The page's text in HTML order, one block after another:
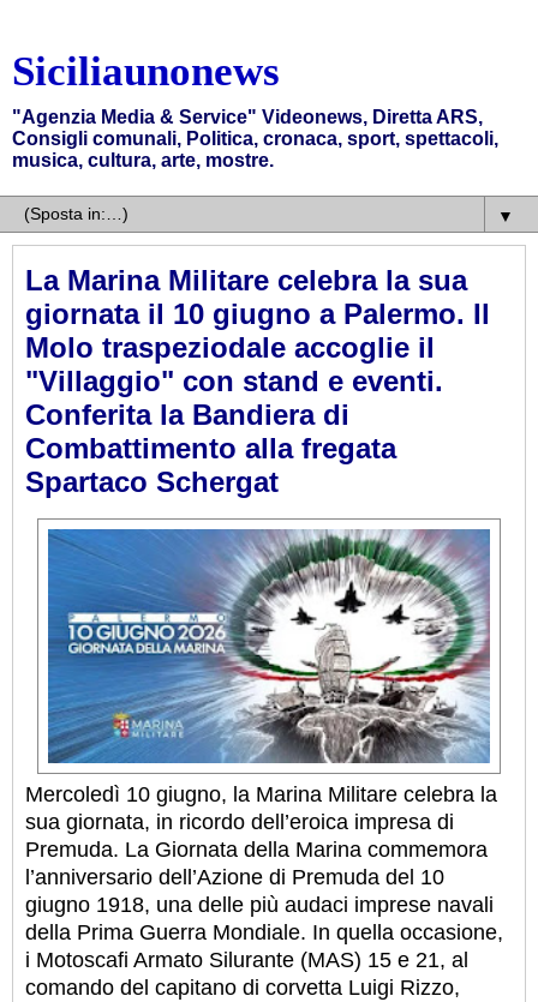
Siciliaunonews
"Agenzia Media & Service" Videonews, Diretta ARS,
Consigli comunali, Politica, cronaca, sport, spettacoli,
musica, cultura, arte, mostre.
▼
La Marina Militare celebra la sua
giornata il 10 giugno a Palermo. Il
Molo traspeziodale accoglie il
"Villaggio" con stand e eventi.
Conferita la Bandiera di
Combattimento alla fregata
Spartaco Schergat
Mercoledì 10 giugno, la Marina Militare celebra la
sua giornata, in ricordo dell’eroica impresa di
Premuda. La Giornata della Marina commemora
l’anniversario dell’Azione di Premuda del 10
giugno 1918, una delle più audaci imprese navali
della Prima Guerra Mondiale. In quella occasione,
i Motoscafi Armato Silurante (MAS) 15 e 21, al
comando del capitano di corvetta Luigi Rizzo,